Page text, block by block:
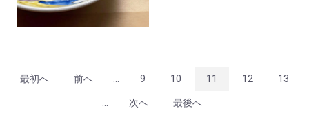
最初へ 前へ 9 10 11 12 13
次へ 最後へ